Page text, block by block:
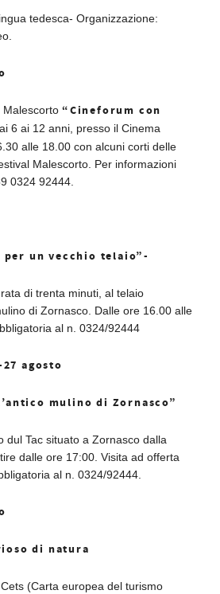
tedesca- Organizzazione:
Malescorto “Cineforum con
6 ai 12 anni, presso il Cinema
alle 18.00 con alcuni corti delle
Malescorto. Per informazioni
0324 92444.
per un vecchio telaio”-
di trenta minuti, al telaio
di Zornasco. Dalle ore 16.00 alle
al n. 0324/92444
agosto
mulino di Zornasco”
dul Tac situato a Zornasco dalla
dalle ore 17:00. Visita ad offerta
al n. 0324/92444.
di natura
(Carta europea del turismo